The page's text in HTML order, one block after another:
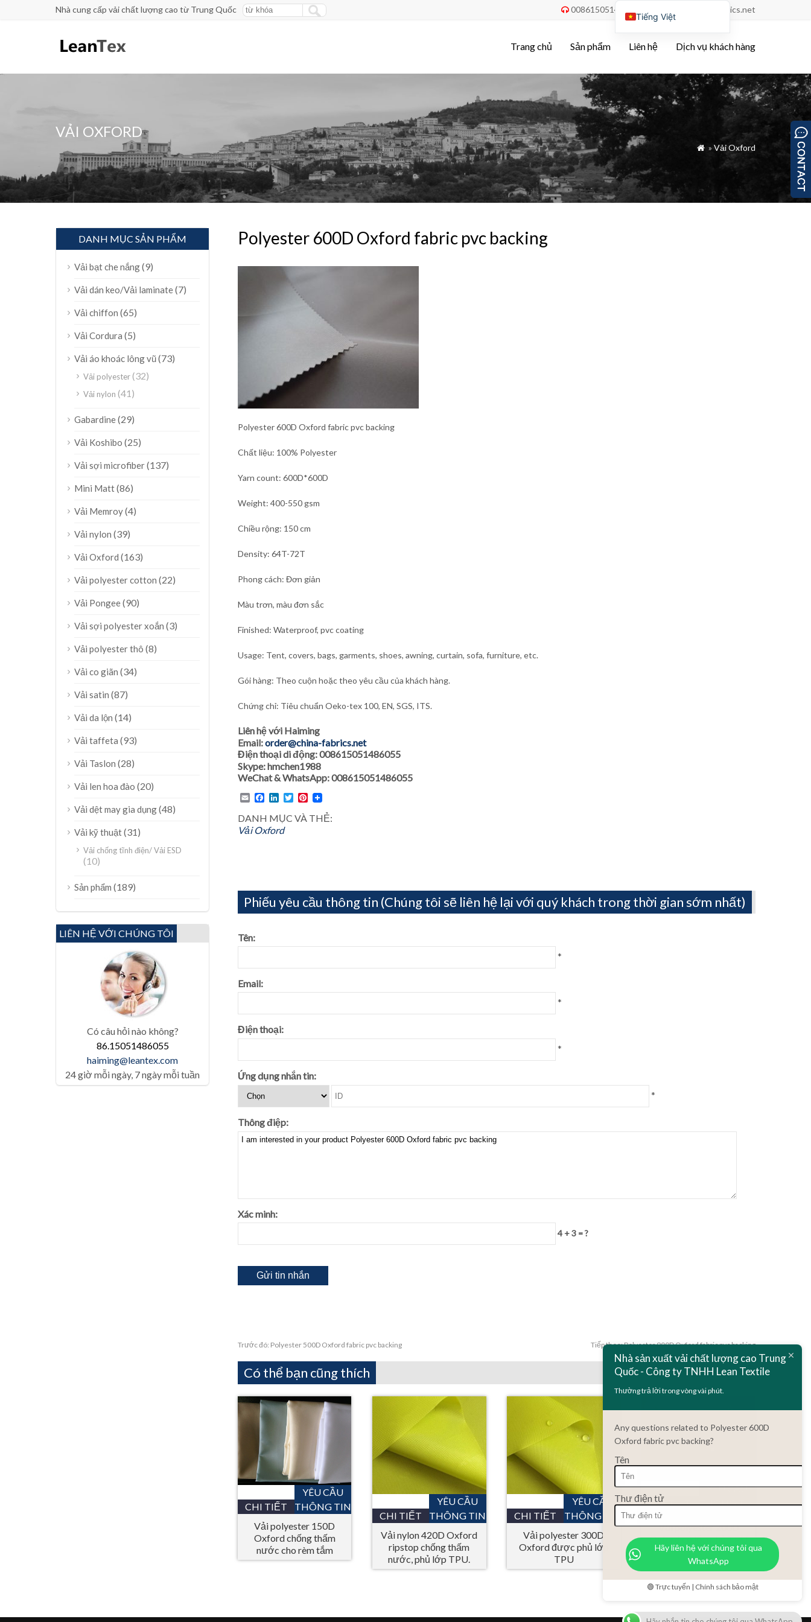
Nhà cung cấp vải chất lượng cao từ Trung Quốc  008615051486055 order@china-fabrics.net
Trang chủ Sản phẩm Liên hệ Dịch vụ khách hàng
VẢI OXFORD
 » Vải Oxford
Polyester 600D Oxford fabric pvc backing
Polyester 600D Oxford fabric pvc backing
Chất liệu: 100% Polyester
Yarn count: 600D*600D
Weight: 400-550 gsm
Chiều rộng: 150 cm
Density: 64T-72T
Phong cách: Đơn giản
Màu trơn, màu đơn sắc
Finished: Waterproof, pvc coating
Usage: Tent, covers, bags, garments, shoes, awning, curtain, sofa, furniture, etc.
Gói hàng: Theo cuộn hoặc theo yêu cầu của khách hàng.
Chứng chỉ: Tiêu chuẩn Oeko-tex 100, EN, SGS, ITS.
Liên hệ với Haiming
Email:order@china-fabrics.net
Điện thoại di động: 008615051486055
Skype: hmchen1988
WeChat & WhatsApp: 008615051486055
EmailFacebook
LinkedIn
TwitterPinterest
DANH MỤC VÀ THẺ:
Vải Oxford
Phiếu yêu cầu thông tin (Chúng tôi sẽ liên hệ lại với quý khách trong thời gian sớm nhất)
Tên:
*
Email:
*
Điện thoại:
*
Ứng dụng nhắn tin:
*
Thông điệp:
Xác minh:
4 + 3 = ?
Trước đó: Polyester 500D Oxford fabric pvc backing Tiếp theo:Polyester 900D Oxford fabric pvc backing
Có thể bạn cũng thích
CHI TIẾT
YÊU CẦU
THÔNG TIN
Vải polyester 150D
Oxford chống thấm
nước cho rèm tắm
CHI TIẾT
YÊU CẦU
THÔNG TIN
Vải nylon 420D Oxford
ripstop chống thấm
nước, phủ lớp TPU.
CHI TIẾT
YÊU CẦU
THÔNG TIN
Vải polyester 300D
Oxford được phủ lớp
TPU
CHI TIẾT
YÊU CẦU
THÔNG TIN
Vải polyester 200D
Oxford có lớp phủ TPU
DANH MỤC SẢN PHẨM
Vải bạt che nắng(9)
Vải dán keo/Vải laminate(7)
Vải chiffon (65)
Vải Cordura (5)
Vải áo khoác lông vũ(73)
Vải polyester(32)
Vải nylon (41)
Gabardine(29)
Vải Koshibo (25)
Vải sợi microfiber(137)
Mini Matt(86)
Vải Memroy(4)
Vải nylon (39)
Vải Oxford (163)
Vải polyester cotton (22)
Vải Pongee(90)
Vải sợi polyester xoắn (3)
Vải polyester thô (8)
Vải co giãn (34)
Vải satin (87)
Vải da lộn (14)
Vải taffeta (93)
Vải Taslon (28)
Vải len hoa đào (20)
Vải dệt may gia dụng(48)
Vải kỹ thuật(31)
Vải chống tĩnh điện/ Vải ESD
(10)
Sản phẩm (189)
LIÊN HỆ VỚI CHÚNG TÔI
Có câu hỏi nào không?
86.15051486055
haiming@leantex.com
24 giờ mỗi ngày, 7 ngày mỗi tuần
Nhà sản xuất vải chất lượng cao Trung
Quốc - Công ty TNHH Lean Textile
Thường trả lời trong vòng vài phút.
Any questions related to Polyester 600D
Oxford fabric pvc backing?
Tên
Thư điện tử
Hãy liên hệ với chúng tôi qua
WhatsApp
🟢 Trực tuyến | Chính sách bảo mật
Tiếng Việt
Deutsch
Français
Italiano
Español
Русский
Türkçe